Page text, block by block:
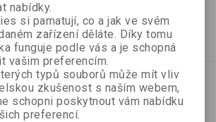
Přidat do košíku
nabídky.
si pamatují, co a jak ve svém
zařízení děláte. Díky tomu
funguje podle vás a je schopná
vašim preferencím.
typů souborů může mít vliv
zkušenost s naším webem,
schopni poskytnout vám nabídku
preferencí.